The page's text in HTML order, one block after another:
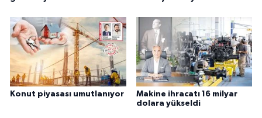
Konut piyasası umutlanıyor
Makine ihracatı 16 milyar
dolara yükseldi